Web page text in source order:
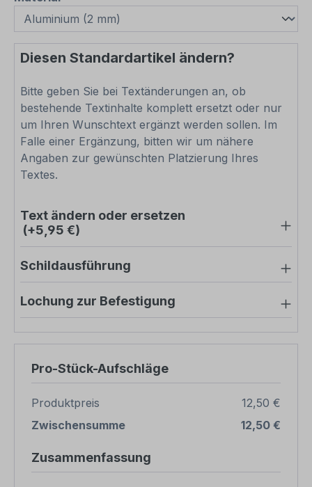
Diesen Standardartikel ändern?
Bitte geben Sie bei Textänderungen an, ob
bestehende Textinhalte komplett ersetzt oder nur
um Ihren Wunschtext ergänzt werden sollen. Im
Falle einer Ergänzung, bitten wir um nähere
Angaben zur gewünschten Platzierung Ihres
Textes.
Text ändern oder ersetzen
(+5,95 €)
Schildausführung
Lochung zur Befestigung
Pro-Stück-Aufschläge
Produktpreis
12,50 €
Zwischensumme
12,50 €
Zusammenfassung